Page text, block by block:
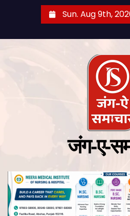
Sun. Aug 9th,
जंग-ए-